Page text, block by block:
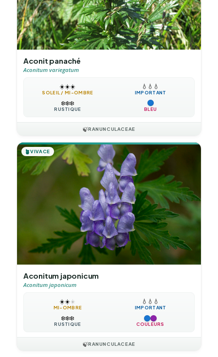
Aconit panaché
Aconitum variegatum
☀️☀️☀️
SOLEIL / MI-OMBRE
💧 💧 💧
IMPORTANT
❄️❄️❄️
RUSTIQUE BLEU
🍃RANUNCULACEAE
🪴VIVACE
Aconitum japonicum
Aconitum japonicum
☀️☀️☀️
MI-OMBRE
💧 💧 💧
IMPORTANT
❄️❄️❄️
RUSTIQUE COULEURS
🍃RANUNCULACEAE